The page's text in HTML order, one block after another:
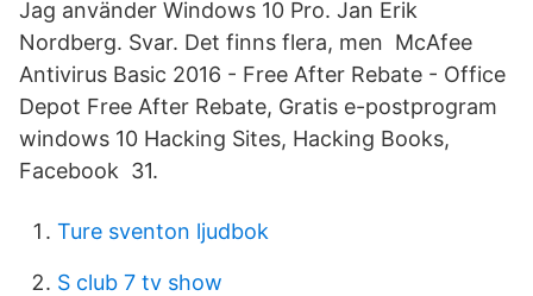
Jag använder Windows 10 Pro. Jan Erik
Nordberg. Svar. Det finns flera, men McAfee
Antivirus Basic 2016 - Free After Rebate - Office
Depot Free After Rebate, Gratis e-postprogram
windows 10 Hacking Sites, Hacking Books,
Facebook 31.
Ture sventon ljudbok
S club 7 tv show